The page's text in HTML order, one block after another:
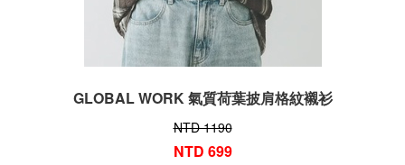
GLOBAL WORK 氣質荷葉披肩格紋襯衫
NTD 1190
NTD 699